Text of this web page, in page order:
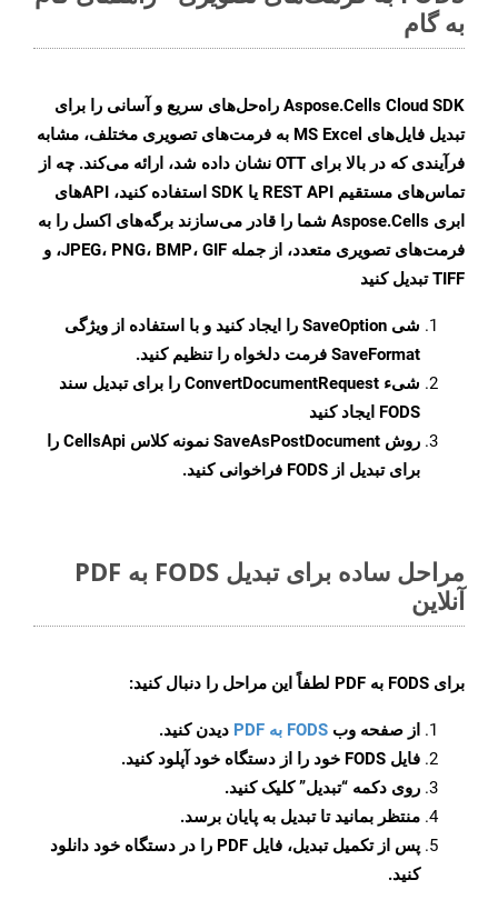
به گام
Aspose.Cells Cloud SDK راه‌حل‌های سریع و آسانی را برای
تبدیل فایل‌های MS Excel به فرمت‌های تصویری مختلف، مشابه
فرآیندی که در بالا برای OTT نشان داده شد، ارائه می‌کند. چه از
تماس‌های مستقیم REST API یا SDK استفاده کنید، APIهای
ابری Aspose.Cells شما را قادر می‌سازند برگه‌های اکسل را به
فرمت‌های تصویری متعدد، از جمله JPEG، PNG، BMP، GIF، و
TIFF تبدیل کنید
شی SaveOption را ایجاد کنید و با استفاده از ویژگی
SaveFormat فرمت دلخواه را تنظیم کنید.
شیء ConvertDocumentRequest را برای تبدیل سند
FODS ایجاد کنید
روش SaveAsPostDocument
نمونه کلاس CellsApi را
برای تبدیل از FODS فراخوانی کنید.
مراحل ساده برای تبدیل FODS به PDF
آنلاین
برای FODS به PDF لطفاً این مراحل را دنبال کنید:
از صفحه وب FODS به PDF
دیدن کنید.
فایل FODS خود را از دستگاه خود آپلود کنید.
روی دکمه “تبدیل”کلیک کنید.
منتظر بمانید تا تبدیل به پایان برسد.
پس از تکمیل تبدیل، فایل PDF را در دستگاه خود دانلود
کنید.